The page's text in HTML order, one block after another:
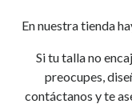
En nuestra tienda
Si tu talla no
preocupes,
contáctanos y te